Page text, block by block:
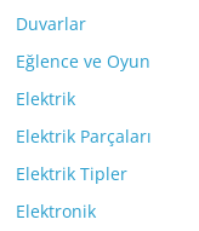
Duvarlar
Eğlence ve Oyun
Elektrik
Elektrik Parçaları
Elektrik Tipler
Elektronik